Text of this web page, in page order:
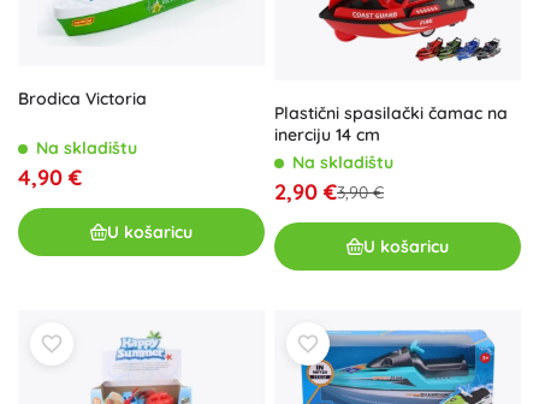
Brodica Victoria
Na skladištu
4,90 €
U košaricu
Plastični spasilački čamac na
inerciju 14 cm
Na skladištu
2,90 €3,90 €
U košaricu